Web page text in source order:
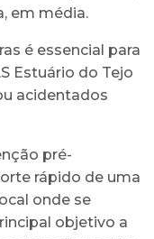
em média.
é essencial para
Estuário do Tejo
acidentados
pré-
rápido de uma
onde se
objetivo a